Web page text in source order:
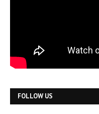
FOLLOW US